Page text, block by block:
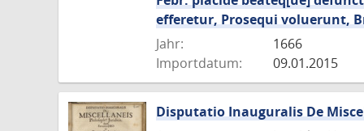
efferetur, Prosequi voluerunt,
Jahr:
1666
Importdatum:
09.01.2015
Disputatio Inauguralis De